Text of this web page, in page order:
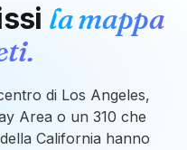
la mappa
di Los Angeles,
Area o un 310 che
California hanno